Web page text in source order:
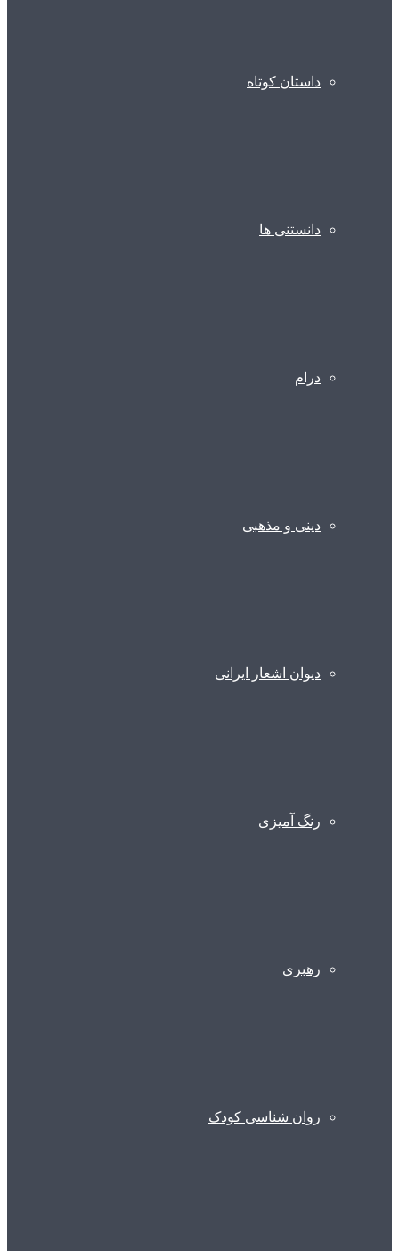
داستان کوتاه
دانستنی ها
درام
دینی و مذهبی
دیوان اشعار ایرانی
رنگ آمیزی
رهبری
روان شناسی کودک